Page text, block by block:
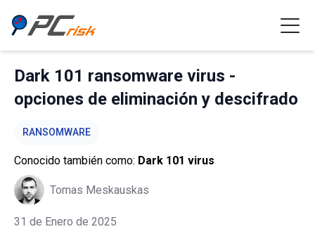
Dark 101 ransomware virus -
opciones de eliminación y descifrado
RANSOMWARE
Conocido también como: Dark 101 virus
Tomas Meskauskas
31 de Enero de 2025